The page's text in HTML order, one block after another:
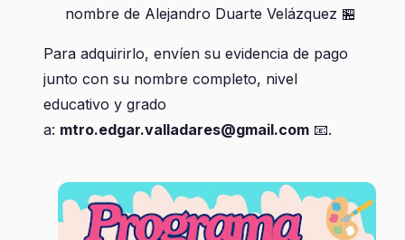
nombre de Alejandro Duarte Velázquez 🏪
Para adquirirlo, envíen su evidencia de pago
junto con su nombre completo, nivel
educativo y grado
a: mtro.edgar.valladares@gmail.com 📧.